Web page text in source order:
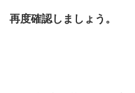
再度確認しましょう。